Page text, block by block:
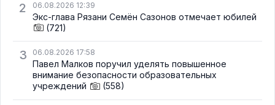
2 06.08.2026 12:39
Экс-глава Рязани Семён Сазонов отмечает юбилей
(721)
3 06.08.2026 17:58
Павел Малков поручил уделять повышенное
внимание безопасности образовательных
учреждений
(558)